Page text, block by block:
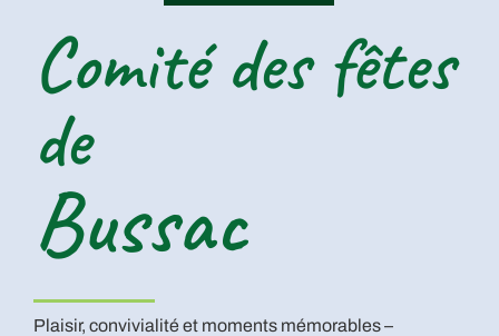
Comité des fêtes
de
Bussac
Plaisir, convivialité et moments mémorables –